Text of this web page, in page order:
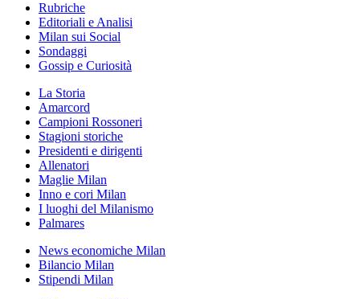
Rubriche
Editoriali e Analisi
Milan sui Social
Sondaggi
Gossip e Curiosità
La Storia
Amarcord
Campioni Rossoneri
Stagioni storiche
Presidenti e dirigenti
Allenatori
Maglie Milan
Inno e cori Milan
I luoghi del Milanismo
Palmares
News economiche Milan
Bilancio Milan
Stipendi Milan